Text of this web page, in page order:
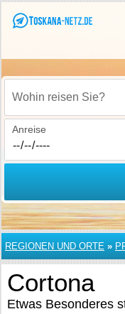
Wohin reisen Sie?
Anreise
REGIONEN UND ORTE »
Cortona
Etwas Besonderes